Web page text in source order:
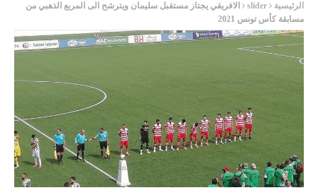
الرئيسية slider
الافريقي يجتاز مستقبل سليمان ويترشح الى المربع الذهبي من
مسابقة كأس تونس 2021